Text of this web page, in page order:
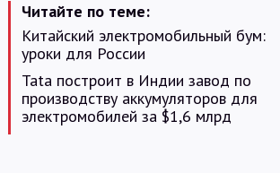
Читайте по теме:
Китайский электромобильный бум:
уроки для России
Tata построит в Индии завод по
производству аккумуляторов для
электромобилей за $1,6 млрд